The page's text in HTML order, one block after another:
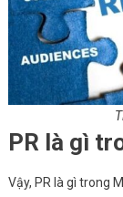
PR là gì
Vậy, PR là gì trong